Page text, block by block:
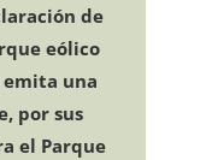
de
eólico
emita una
por sus
el Parque